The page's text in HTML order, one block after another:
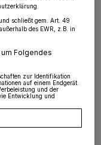
in und
gibt es
des Rats
schließt gem. Art. 49
des EWR, z.B. in
Folgendes
zur Identifikation
auf einem Endgerät.
und der
Entwicklung und